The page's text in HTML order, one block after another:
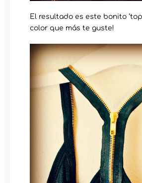
El resultado es este bonito
color que más te guste!